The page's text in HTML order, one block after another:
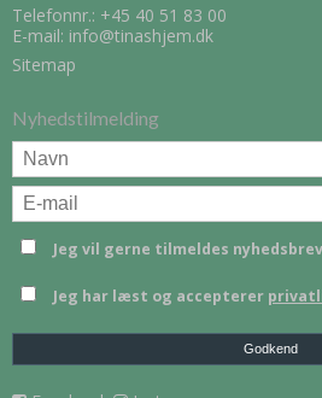
Telefonnr.: +45 40 51 83 00
E-mail: info@tinashjem.dk
Sitemap
Nyhedstilmelding
Jeg vil gerne tilmeldes
Jeg har læst og accepterer
Godkend